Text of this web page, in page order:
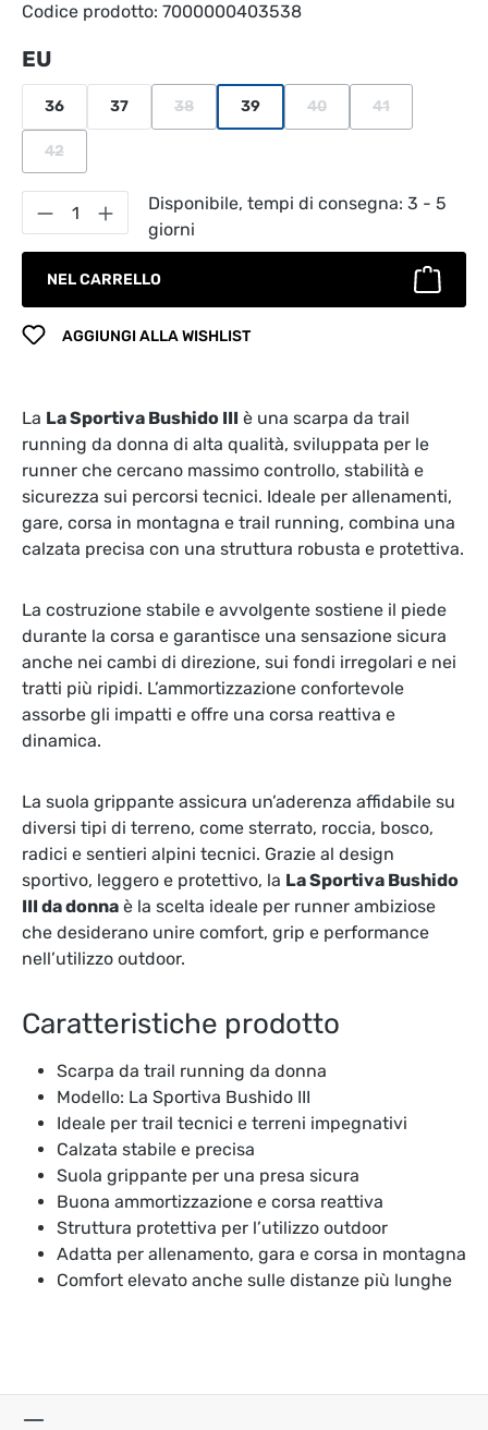
Codice prodotto: 7000000403538
Seleziona
EU
36 37 38
(Questa opzione non è al momento
39 40 41
42
Quantità del prodotto: inserisci la
Disponibile, tempi di consegna: 3 - 5
giorni
NEL CARRELLO
AGGIUNGI ALLA WISHLIST
La La Sportiva Bushido III è una scarpa da trail
running da donna di alta qualità, sviluppata per le
runner che cercano massimo controllo, stabilità e
sicurezza sui percorsi tecnici. Ideale per allenamenti,
gare, corsa in montagna e trail running, combina una
calzata precisa con una struttura robusta e protettiva.
La costruzione stabile e avvolgente sostiene il piede
durante la corsa e garantisce una sensazione sicura
anche nei cambi di direzione, sui fondi irregolari e nei
tratti più ripidi. L’ammortizzazione confortevole
assorbe gli impatti e offre una corsa reattiva e
dinamica.
La suola grippante assicura un’aderenza affidabile su
diversi tipi di terreno, come sterrato, roccia, bosco,
radici e sentieri alpini tecnici. Grazie al design
sportivo, leggero e protettivo, la La Sportiva Bushido
III da donna è la scelta ideale per runner ambiziose
che desiderano unire comfort, grip e performance
nell’utilizzo outdoor.
Caratteristiche prodotto
Scarpa da trail running da donna
Modello: La Sportiva Bushido III
Ideale per trail tecnici e terreni impegnativi
Calzata stabile e precisa
Suola grippante per una presa sicura
Buona ammortizzazione e corsa reattiva
Struttura protettiva per l’utilizzo outdoor
Adatta per allenamento, gara e corsa in montagna
Comfort elevato anche sulle distanze più lunghe